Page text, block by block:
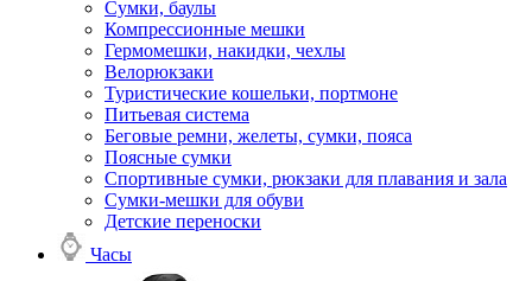
Сумки, баулы
Компрессионные мешки
Гермомешки, накидки, чехлы
Велорюкзаки
Туристические кошельки, портмоне
Питьевая система
Беговые ремни, желеты, сумки, пояса
Поясные сумки
Спортивные сумки, рюкзаки для плавания и зала
Сумки-мешки для обуви
Детские переноски
Часы